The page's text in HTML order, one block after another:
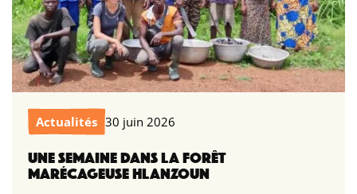
Actualités 30 juin 2026
UNE SEMAINE DANS LA FORÊT
MARÉCAGEUSE HLANZOUN